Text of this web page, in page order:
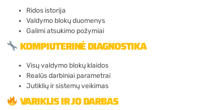
Ridos istorija
Valdymo blokų duomenys
Galimi atsukimo požymiai
KOMPIUTERINĖ DIAGNOSTIKA
Visų valdymo blokų klaidos
Realūs darbiniai parametrai
Jutiklių ir sistemų veikimas
VARIKLIS IR JO DARBAS